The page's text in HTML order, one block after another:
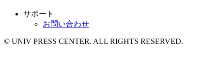
サポート
お問い合わせ
© UNIV PRESS CENTER. ALL RIGHTS RESERVED.